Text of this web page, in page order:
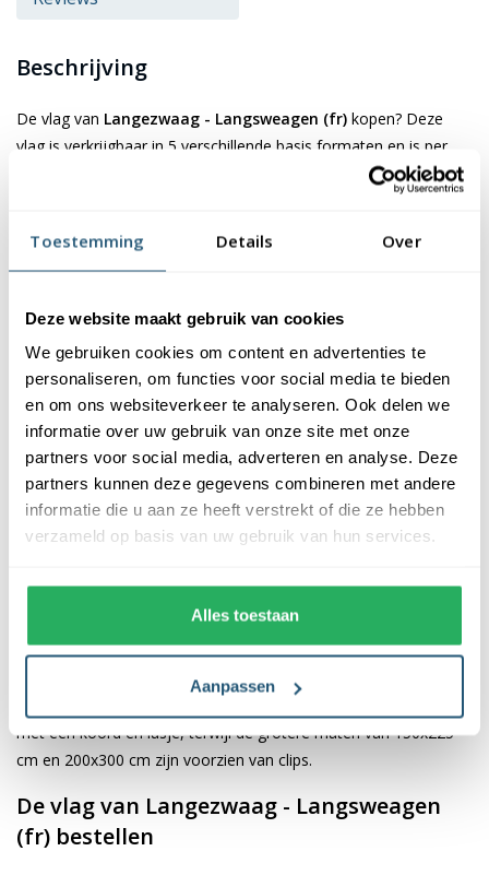
Toestemming Details Over
Deze website maakt gebruik van cookies
We gebruiken cookies om content en advertenties te
personaliseren, om functies voor social media te bieden
en om ons websiteverkeer te analyseren. Ook delen we
informatie over uw gebruik van onze site met onze
partners voor social media, adverteren en analyse. Deze
partners kunnen deze gegevens combineren met andere
informatie die u aan ze heeft verstrekt of die ze hebben
verzameld op basis van uw gebruik van hun services.
Alles toestaan
Aanpassen
Beschrijving
De vlag van Langezwaag - Langsweagen (fr) kopen? Deze
vlag is verkrijgbaar in 5 verschillende basis formaten en is per
stuk te bestellen, maar ook in grote aantallen. De vlag is
gemaakt van 115 gr/m² glanspolyester vlaggendoek. Dit
bestendig. Je kan er dus zeker van zijn dat de kleuren van de vlag
graden, waardoor ze eenvoudig schoon te houden zijn.
De vlag van Langezwaag - Langsweagen
(fr)
De afwerking van onze vlaggen is van hoge kwaliteit. Ze zijn
voorzien van een sterke kopband en een dubbele stiknaad, wat
bijdraagt aan hun duurzaamheid en stevigheid. Wij bieden de
vlag vanLangezwaag - Langsweagen (fr)aan in verschillende
afmetingen, namelijk 40x60 cm, 70x100 cm, 100x150 cm,
Afhankelijk van de afmetingen die je kiest, worden de vlaggen
voorzien van verschillende bevestigingsmogelijkheden. De
met een koord en lusje, terwijl de grotere maten van 150x225
cm en 200x300 cm zijn voorzien van clips.
De vlag van Langezwaag - Langsweagen
(fr) bestellen